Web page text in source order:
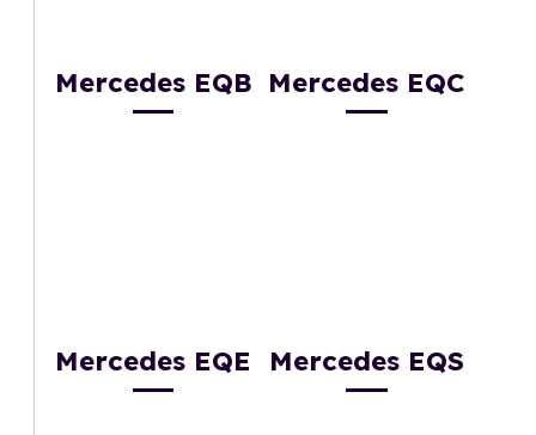
Mercedes EQB Mercedes EQC
Mercedes EQE Mercedes EQS